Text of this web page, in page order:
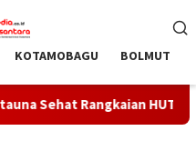
KOTAMOBAGU BOLMUT
Rangkaian HUT ke-81 RI